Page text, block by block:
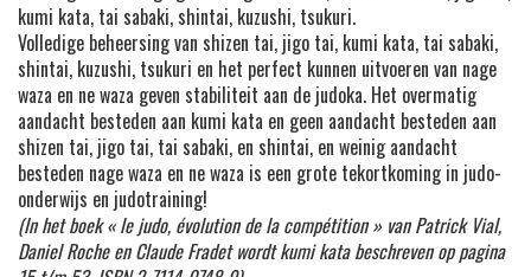
kumi kata, tai sabaki, shintai, kuzushi, tsukuri.
Volledige beheersing van shizen tai, jigo tai, kumi kata, tai sabaki,
shintai, kuzushi, tsukuri en het perfect kunnen uitvoeren van nage
waza en ne waza geven stabiliteit aan de judoka. Het overmatig
aandacht besteden aan kumi kata en geen aandacht besteden aan
shizen tai, jigo tai, tai sabaki, en shintai, en weinig aandacht
besteden nage waza en ne waza is een grote tekortkoming in judo-
onderwijs en judotraining!
(In het boek « le judo, évolution de la compétition » van Patrick Vial,
Daniel Roche en Claude Fradet wordt kumi kata beschreven op pagina